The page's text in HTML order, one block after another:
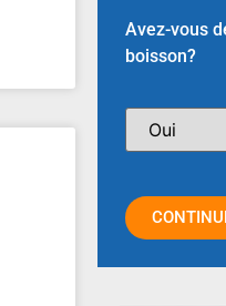
Avez-vous
boisson?